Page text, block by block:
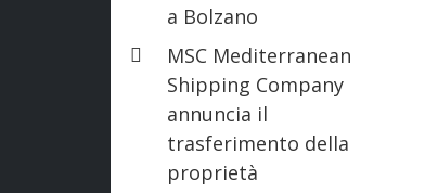
a Bolzano
MSC Mediterranean
Shipping Company
annuncia il
trasferimento della
proprietà